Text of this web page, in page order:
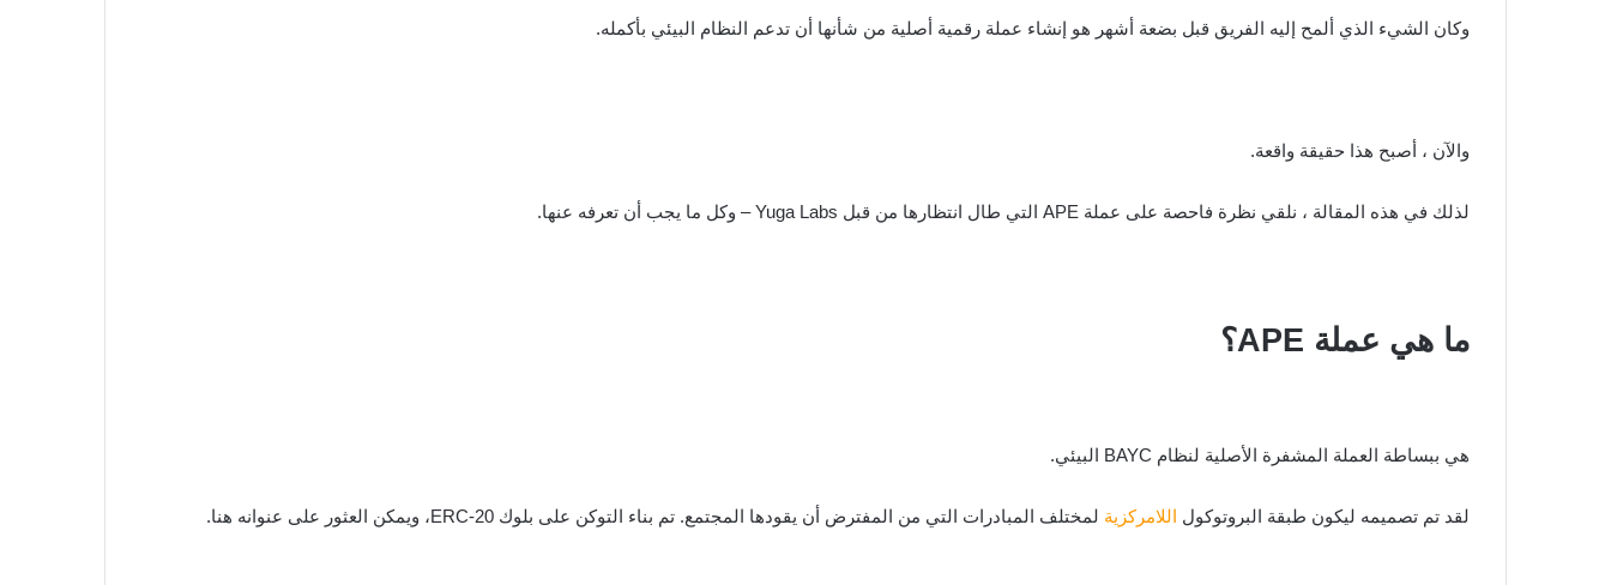
وكان الشيء الذي ألمح إليه الفريق قبل بضعة أشهر هو إنشاء عملة رقمية أصلية من شأنها أن تدعم النظام البيئي بأكمله.
والآن ، أصبح هذا حقيقة واقعة.
لذلك في هذه المقالة ، نلقي نظرة فاحصة على عملة APE التي طال انتظارها من قبل Yuga Labs – وكل ما يجب أن تعرفه عنها.
ما هي عملة APE؟
هي ببساطة العملة المشفرة الأصلية لنظام BAYC البيئي.
لقد تم تصميمه ليكون طبقة البروتوكول اللامركزية لمختلف المبادرات التي من المفترض أن يقودها المجتمع. تم بناء التوكن على بلوك ERC-20، ويمكن العثور على عنوانه هنا.